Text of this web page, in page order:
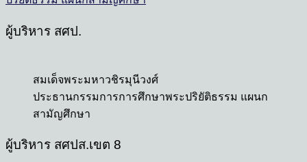
ผู้บริหาร สศป.
สมเด็จพระมหาวชิรมุนีวงศ์
ประธานกรรมการการศึกษาพระปริยัติธรรม แผนก
สามัญศึกษา
ผู้บริหาร สศปส.เขต 8